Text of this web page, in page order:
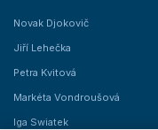
Novak Djokovič
Jiří Lehečka
Petra Kvitová
Markéta Vondroušová
Iga Swiatek